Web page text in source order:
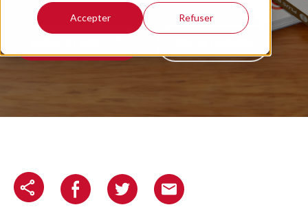
Accepter Refuser
Copier l'url